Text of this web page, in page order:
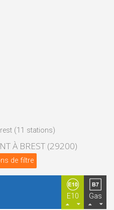
(11 stations)
À BREST (29200)
de filtre
E10 Gas